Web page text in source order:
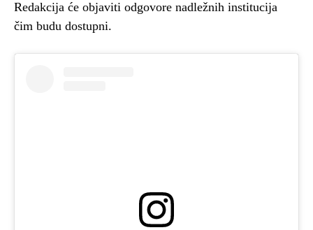
Redakcija će objaviti odgovore nadležnih institucija
čim budu dostupni.